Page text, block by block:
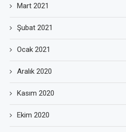
Mart 2021
Şubat 2021
Ocak 2021
Aralık 2020
Kasım 2020
Ekim 2020